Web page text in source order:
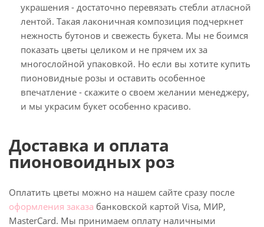
украшения - достаточно перевязать стебли атласной
лентой. Такая лаконичная композиция подчеркнет
нежность бутонов и свежесть букета. Мы не боимся
показать цветы целиком и не прячем их за
многослойной упаковкой. Но если вы хотите купить
пионовидные розы и оставить особенное
впечатление - скажите о своем желании менеджеру,
и мы украсим букет особенно красиво.
Доставка и оплата
пионовоидных роз
Оплатить цветы можно на нашем сайте сразу после
оформления заказа банковской картой Visa, МИР,
MasterCard. Мы принимаем оплату наличными